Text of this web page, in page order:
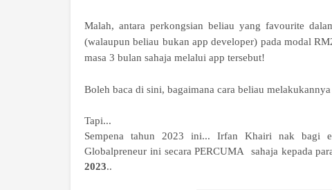
Malah, antara perkongsian beliau yang favourite
(walaupun beliau bukan app developer) pada modal
masa 3 bulan sahaja melalui app tersebut!
Boleh baca di sini, bagaimana cara beliau
Tapi...
Sempena tahun 2023 ini... Irfan Khairi nak bagi
Globalpreneur ini secara PERCUMA sahaja kepada
2023..